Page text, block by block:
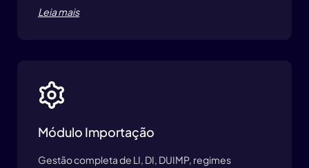
Leia mais
Módulo Importação
Gestão completa de LI, DI, DUIMP, regimes